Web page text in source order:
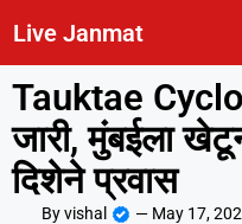
Live Janmat
Tauktae
जारी, मुंबईला
दिशेने प्रवास
Byvishal — May 17,